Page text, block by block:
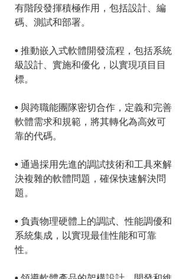
有階段發揮積極作用，包括設計、編
碼、測試和部署。
• 推動嵌入式軟體開發流程，包括系統
級設計、實施和優化，以實現項目目
標。
• 與跨職能團隊密切合作，定義和完善
軟體需求和規範，將其轉化為高效可
靠的代碼。
• 通過採用先進的調試技術和工具來解
決複雜的軟體問題，確保快速解決問
題。
• 負責物理硬體上的調試、性能調優和
系統集成，以實現最佳性能和可靠
性。